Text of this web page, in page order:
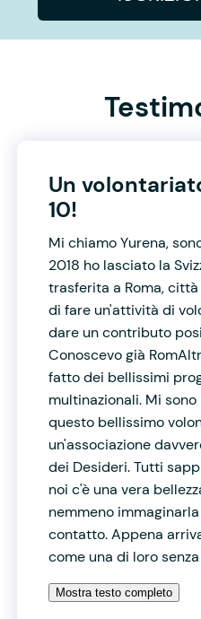
Un
10!
Mi chiamo Yurena,
2018 ho lasciato la
trasferita a Roma,
di fare un'attività di
dare un contributo
Conoscevo già
fatto dei bellissimi
multinazionali. Mi
questo bellissimo
un'associazione
dei Desideri. Tutti
noi c'è una vera
nemmeno
contatto. Appena
come una di loro senza
Mostra testo completo